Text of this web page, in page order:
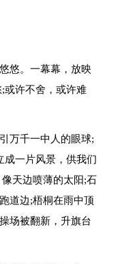
悠。一幕幕，放映
或许不舍，或许难
万千一中人的眼球;
成一片风景，供我们
天边喷薄的太阳;石
道边;梧桐在雨中顶
场被翻新，升旗台